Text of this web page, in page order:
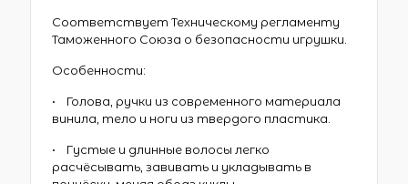
Соответствует Техническому регламенту
Таможенного Союза о безопасности игрушки.
Особенности:
• Голова, ручки из современного материала
винила, тело и ноги из твердого пластика.
• Густые и длинные волосы легко
расчёсывать, завивать и укладывать в